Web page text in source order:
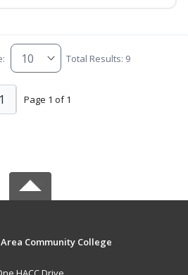
Total Results: 9
Page 1 of 1
1
Community College